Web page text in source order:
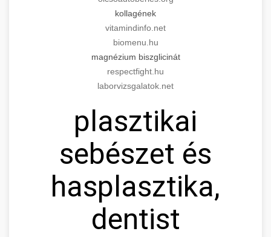
kollagének
vitamindinfo.net
biomenu.hu
magnézium biszglicinát
respectfight.hu
laborvizsgalatok.net
plasztikai
sebészet és
hasplasztika,
dentist